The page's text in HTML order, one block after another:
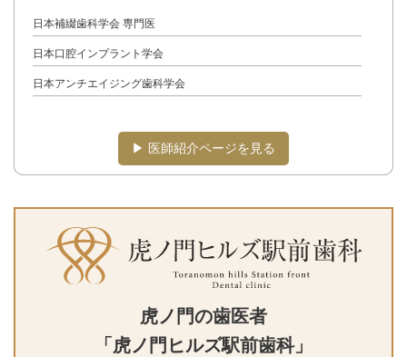
日本補綴歯科学会 専門医
日本口腔インプラント学会
日本アンチエイジング歯科学会
▶︎ 医師紹介ページを見る
虎ノ門の歯医者
「虎ノ門ヒルズ駅前歯科」